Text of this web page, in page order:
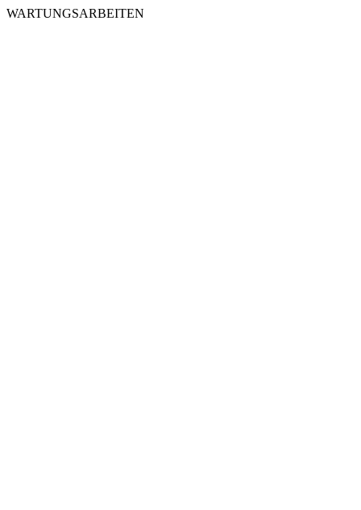
WARTUNGSARBEITEN